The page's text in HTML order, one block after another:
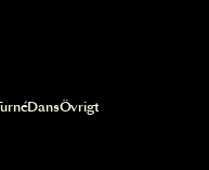
DansÖvrigt